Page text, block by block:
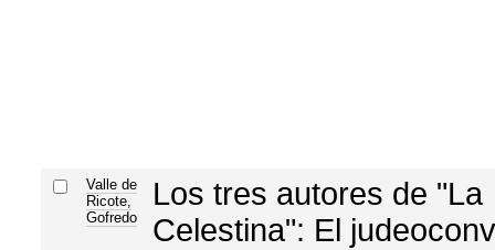
Valle de
Ricote,
Gofredo
Los tres autores de "La
Celestina": El